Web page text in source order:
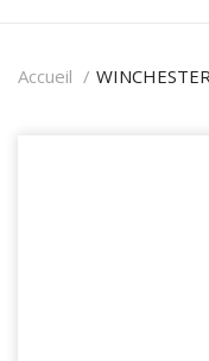
Accueil